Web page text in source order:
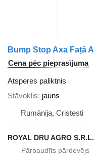
Cena pēc pieprasījuma
Atsperes paliktnis
Stāvoklis jauns
Rumānija, Cristesti
ROYAL DRU AGRO S.R.L.